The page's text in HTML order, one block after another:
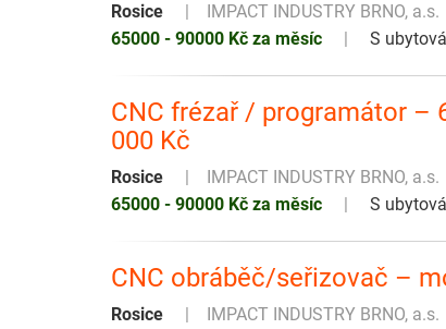
Rosice
IMPACT INDUSTRY BRNO, a.s.
65000 - 90000 Kč za měsíc
S
CNC frézař / programátor –
000 Kč
Rosice
IMPACT INDUSTRY BRNO, a.s.
65000 - 90000 Kč za měsíc
S
CNC obráběč/seřizovač –
Rosice
IMPACT INDUSTRY BRNO, a.s.